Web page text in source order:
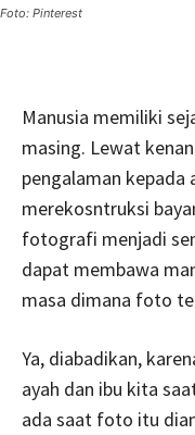
Foto: Pinterest
Manusia memiliki
masing. Lewat
pengalaman kepada
merekosntruksi
fotografi menjadi
dapat membawa
masa dimana foto
Ya, diabadikan,
ayah dan ibu kita
ada saat foto itu